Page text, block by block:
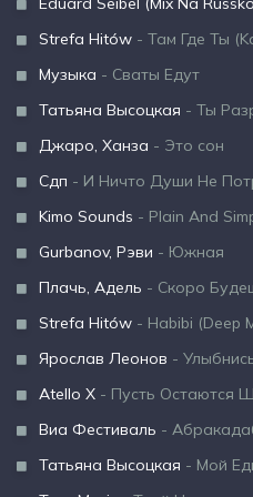
Strefa Hitów - Там Где Ты
Музыка - Сваты Едут
Татьяна Высоцкая - Ты
Джаро, Ханза - Это сон
Сдп - И Ничто Души Не
Kimo Sounds - Plain And
Gurbanov, Рэви - Южная
Плачь, Адель - Скоро
Strefa Hitów - Habibi (Deep
Ярослав Леонов -
Atello X - Пусть Остаются
Виа Фестиваль -
Татьяна Высоцкая - Мой